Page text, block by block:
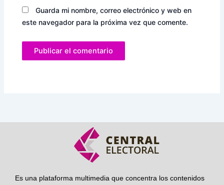
Guarda mi nombre, correo electrónico y web en
este navegador para la próxima vez que comente.
Es una plataforma multimedia que concentra los contenidos